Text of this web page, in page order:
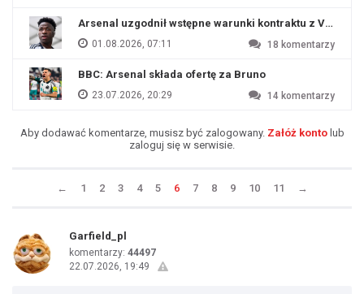
Arsenal uzgodnił wstępne warunki kontraktu z
01.08.2026, 07:11 18 komentarzy
BBC: Arsenal składa ofertę za Bruno
23.07.2026, 20:29 14 komentarzy
Aby dodawać komentarze, musisz być zalogowany. Załóż kontolub
zaloguj się w serwisie.
← 1 2 3 4 5 6 7 8 9 10 11 →
Garfield_pl
komentarzy: 44497
22.07.2026, 19:49